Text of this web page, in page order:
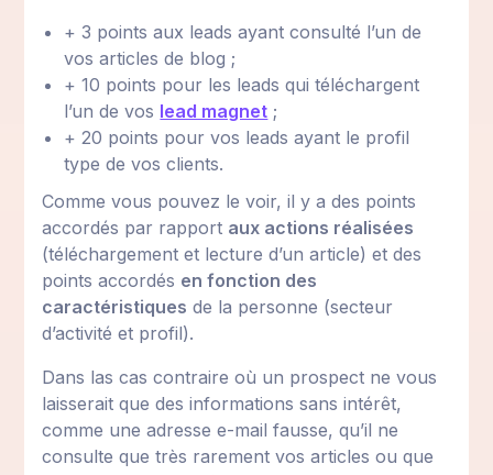
+ 3 points aux leads ayant consulté l’un de
vos articles de blog ;
+ 10 points pour les leads qui téléchargent
l’un de vos lead magnet ;
+ 20 points pour vos leads ayant le profil
type de vos clients.
Comme vous pouvez le voir, il y a des points
accordés par rapport aux actions réalisées
(téléchargement et lecture d’un article) et des
points accordés en fonction des
caractéristiques de la personne (secteur
d’activité et profil).
Dans las cas contraire où un prospect ne vous
laisserait que des informations sans intérêt,
comme une adresse e-mail fausse, qu’il ne
consulte que très rarement vos articles ou que